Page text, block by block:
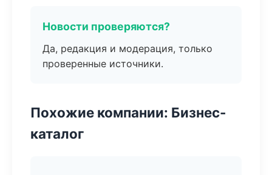
Новости проверяются?
Да, редакция и модерация, только
проверенные источники.
Похожие компании: Бизнес-
каталог